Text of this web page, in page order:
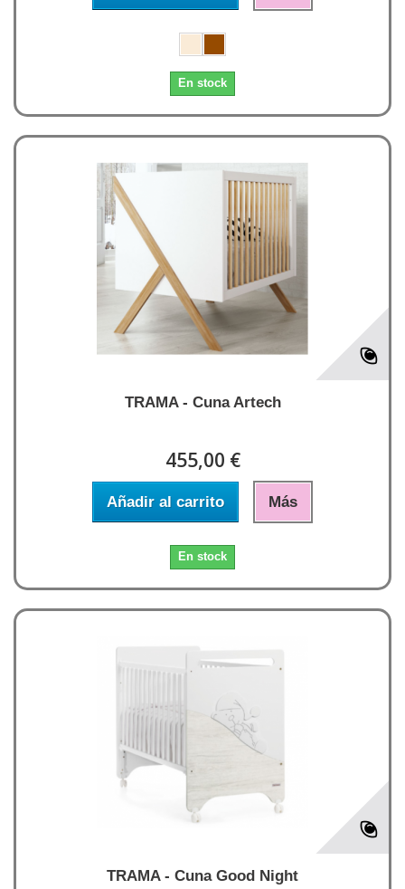
En stock
TRAMA - Cuna Artech
455,00 €
Añadir al carrito Más
En stock
TRAMA - Cuna Good Night